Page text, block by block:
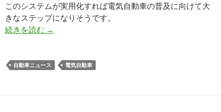
このシステムが実用化すれば電気自動車の普及に向けて大
きなステップになりそうです。
続きを読む →
自動車ニュース 電気自動車